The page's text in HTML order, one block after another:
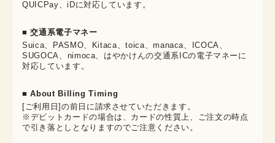
QUICPay、iDに対応しています。
■ 交通系電子マネー
Suica、PASMO、Kitaca、toica、manaca、ICOCA、
SUGOCA、nimoca、はやかけんの交通系ICの電子マネーに
対応しています。
■ About Billing Timing
[ご利用日]の前日に請求させていただきます。
※デビットカードの場合は、カードの性質上、ご注文の時点
で引き落としとなりますのでご注意ください。